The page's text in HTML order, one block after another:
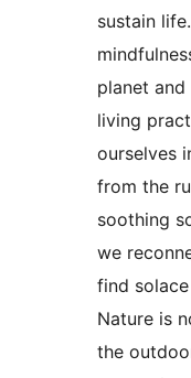
sustain
planet
living
ourselves
from the
soothing
we
find
Nature is
the